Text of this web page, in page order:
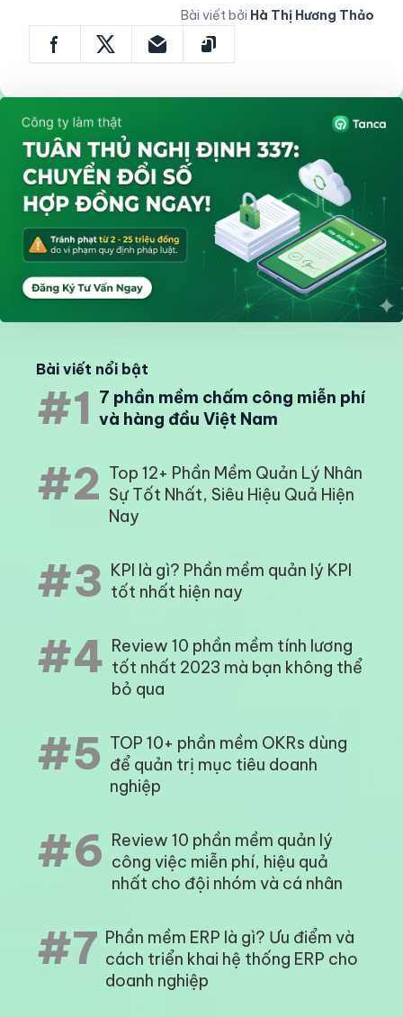
Bài viết bởi Hà Thị Hương Thảo
Bài viết nổi bật
#1 7 phần mềm chấm công miễn phí
và hàng đầu Việt Nam
#2 Top 12+ Phần Mềm Quản Lý Nhân
Sự Tốt Nhất, Siêu Hiệu Quả Hiện
Nay
#3 KPI là gì? Phần mềm quản lý KPI
tốt nhất hiện nay
#4 Review 10 phần mềm tính lương
tốt nhất 2023 mà bạn không thể
bỏ qua
#5 TOP 10+ phần mềm OKRs dùng
để quản trị mục tiêu doanh
nghiệp
#6 Review 10 phần mềm quản lý
công việc miễn phí, hiệu quả
nhất cho đội nhóm và cá nhân
#7 Phần mềm ERP là gì? Ưu điểm và
cách triển khai hệ thống ERP cho
doanh nghiệp